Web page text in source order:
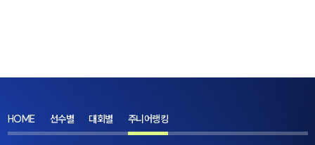
HOME 선수별 대회별 주니어랭킹